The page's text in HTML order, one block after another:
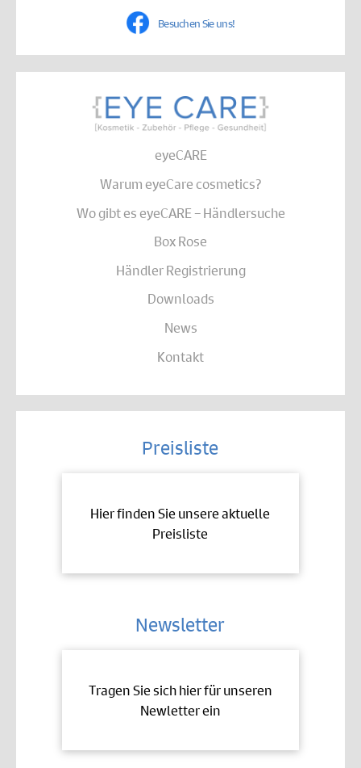
Besuchen Sie uns!
eyeCARE
Warum eyeCare cosmetics?
Wo gibt es eyeCARE – Händlersuche
Box Rose
Händler Registrierung
Downloads
News
Kontakt
Preisliste
Hier finden Sie unsere aktuelle
Preisliste
Newsletter
Tragen Sie sich hier für unseren
Newletter ein